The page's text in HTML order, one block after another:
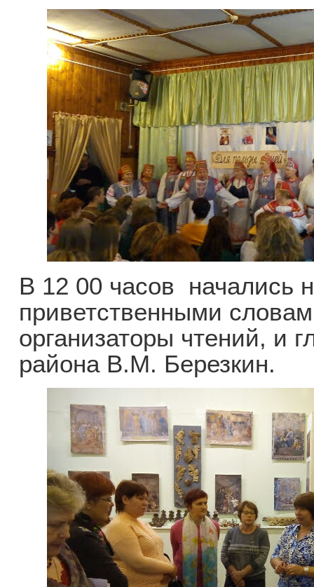
В 12 00 часов начались
приветственными
организаторы чтений, и
района В.М. Березкин.